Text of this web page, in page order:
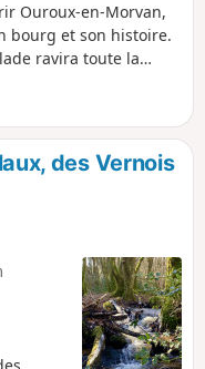
Ouroux-en-Morvan,
bourg et son histoire.
ravira toute la
des Vernois